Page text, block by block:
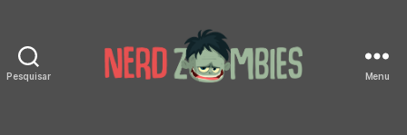
Pesquisar Menu